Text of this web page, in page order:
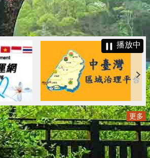
播放中
更多